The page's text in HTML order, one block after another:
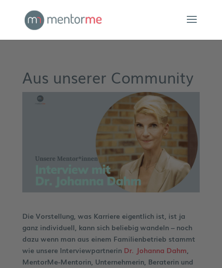
Aus unserer Community
Die Vorstellung, was Karriere eigentlich ist, ist ja
ganz individuell, kann sich beliebig wandeln – noch
dazu wenn man aus einem Familienbetrieb stammt
wie unsere Interviewpartnerin Dr. Johanna Dahm
MentorMe-Mentorin, Unternehmerin, Beraterin und